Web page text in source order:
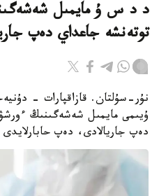
د د س ۇ مايمىل
توتەنشە جاعداي دەپ
نۇر-سۇلتان. قازاقپارات -
ۇيىمى مايمىل شەشەگىنىڭ
دەپ جاريالادى، دەپ حابارلايدى